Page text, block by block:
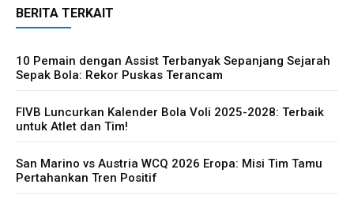
BERITA TERKAIT
10 Pemain dengan Assist Terbanyak Sepanjang Sejarah
Sepak Bola: Rekor Puskas Terancam
FIVB Luncurkan Kalender Bola Voli 2025-2028: Terbaik
untuk Atlet dan Tim!
San Marino vs Austria WCQ 2026 Eropa: Misi Tim Tamu
Pertahankan Tren Positif